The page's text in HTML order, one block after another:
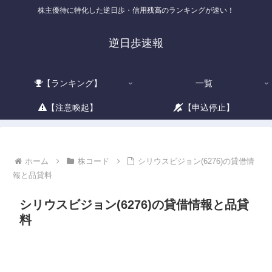
株主優待に特化した逆日歩・信用残高のランキングが速い！
逆日歩速報
【ランキング】 一覧
【注意喚起】 【申込停止】
ホーム 株コード
シリウスビジョン(6276)の貸借情
報と品貸料
シリウスビジョン(6276)の貸借情報と品貸
料